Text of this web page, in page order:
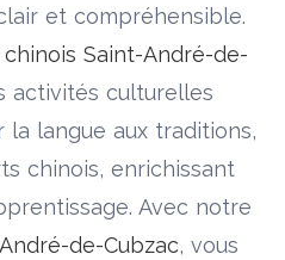
et compréhensible.
Saint-André-de-
activités culturelles
la langue aux traditions,
chinois, enrichissant
Avec notre
de-Cubzac, vous